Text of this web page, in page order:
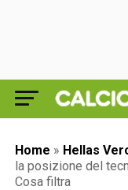
Home » Hellas
la posizione del
Cosa filtra